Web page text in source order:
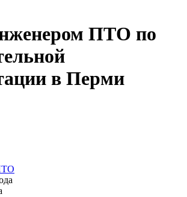
ПТО по
в Перми